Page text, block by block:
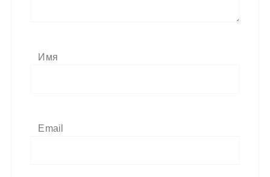
Имя
Email